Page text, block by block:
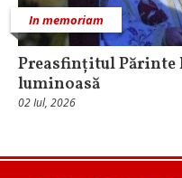
In memoriam
Preasfințitul Părinte
luminoasă
02 Iul, 2026